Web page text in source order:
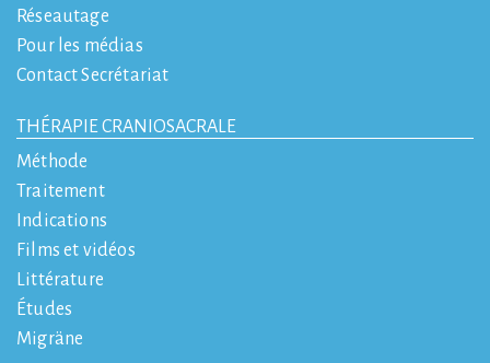
Réseautage
Pour les médias
Contact Secrétariat
THÉRAPIE CRANIOSACRALE
Méthode
Traitement
Indications
Films et vidéos
Littérature
Études
Migräne